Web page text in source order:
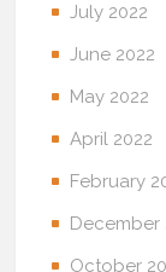
July 2022
June 2022
May 2022
April 2022
February
December
October